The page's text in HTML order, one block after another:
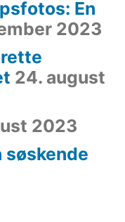
En
2023
24. august
2023